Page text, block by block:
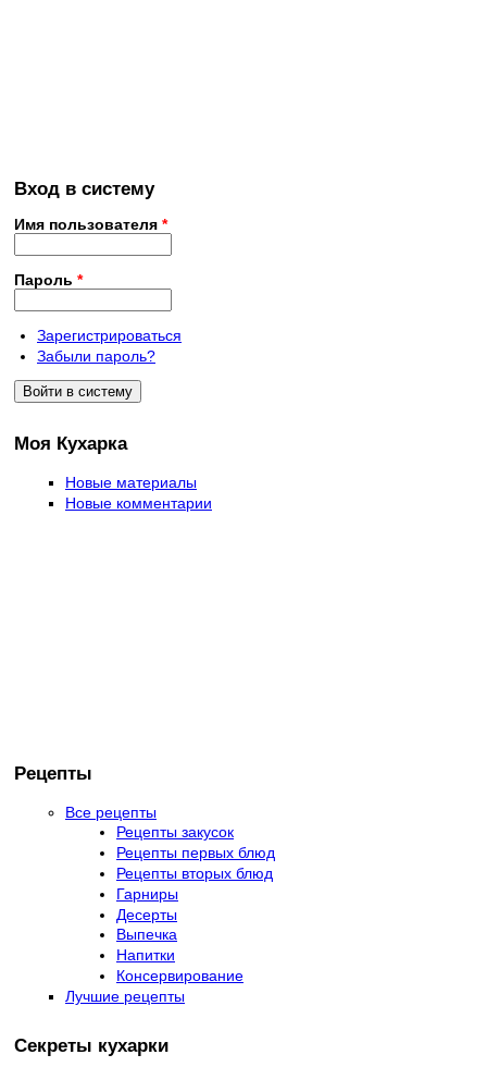
Вход в систему
Имя пользователя *
Пароль *
Зарегистрироваться
Забыли пароль?
Моя Кухарка
Новые материалы
Новые комментарии
Рецепты
Все рецепты
Рецепты закусок
Рецепты первых блюд
Рецепты вторых блюд
Гарниры
Десерты
Выпечка
Напитки
Консервирование
Лучшие рецепты
Секреты кухарки